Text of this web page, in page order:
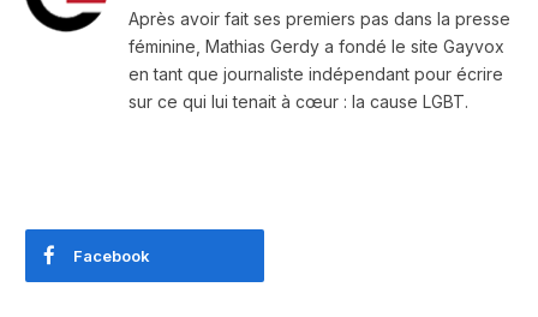
Après avoir fait ses premiers pas dans la presse
féminine, Mathias Gerdy a fondé le site Gayvox
en tant que journaliste indépendant pour écrire
sur ce qui lui tenait à cœur : la cause LGBT.
Facebook